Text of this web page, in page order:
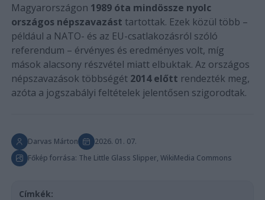
Magyarországon 1989 óta mindössze nyolc
országos népszavazást tartottak. Ezek közül több –
például a NATO- és az EU-csatlakozásról szóló
referendum – érvényes és eredményes volt, míg
mások alacsony részvétel miatt elbuktak. Az országos
népszavazások többségét 2014 előtt rendezték meg,
azóta a jogszabályi feltételek jelentősen szigorodtak.
Darvas Márton
2026. 01. 07.
Főkép forrása: The Little Glass Slipper, WikiMedia Commons
Címkék: